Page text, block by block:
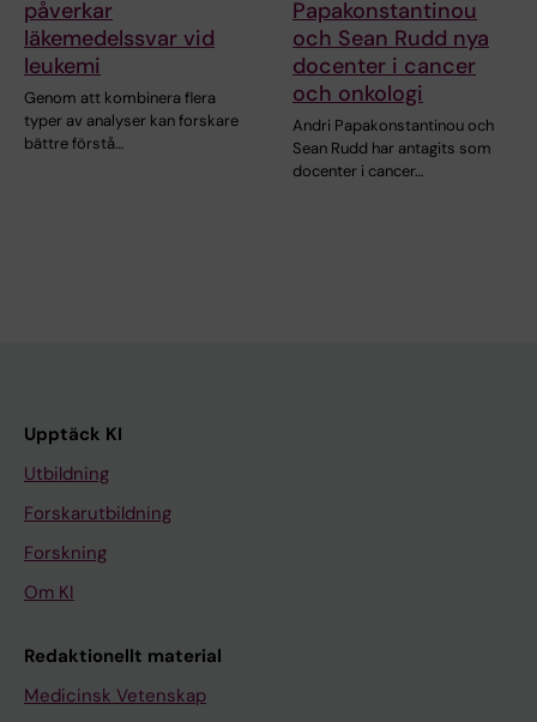
påverkar
läkemedelssvar vid
leukemi
Genom att kombinera flera
typer av analyser kan forskare
bättre förstå…
Papakonstantinou
och Sean Rudd nya
docenter i cancer
och onkologi
Andri Papakonstantinou och
Sean Rudd har antagits som
docenter i cancer…
Upptäck KI
Utbildning
Forskarutbildning
Forskning
Om KI
Redaktionellt material
Medicinsk Vetenskap